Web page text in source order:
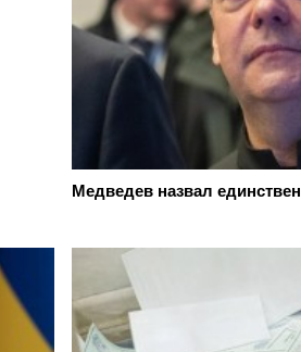
Медведев назвал